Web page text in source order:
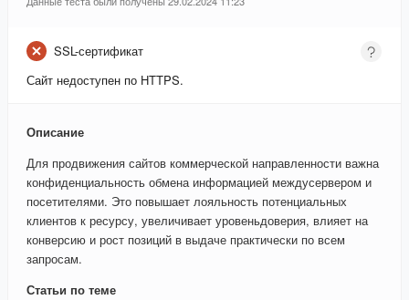
SSL-сертификат
Сайт недоступен по HTTPS.
Описание
Для продвижения сайтов коммерческой направленности важна
конфиденциальность обмена информацией междусервером и
посетителями. Это повышает лояльность потенциальных
клиентов к ресурсу, увеличивает уровеньдоверия, влияет на
конверсию и рост позиций в выдаче практически по всем
запросам.
Статьи по теме